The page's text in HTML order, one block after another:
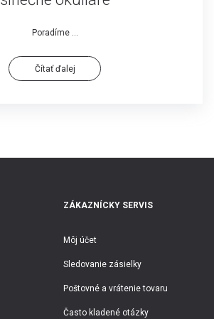
Poradíme ...
Čítať ďalej
ZÁKAZNÍCKY SERVIS
Môj účet
Sledovanie zásielky
Poštovné a vrátenie tovaru
Často kladené otázky